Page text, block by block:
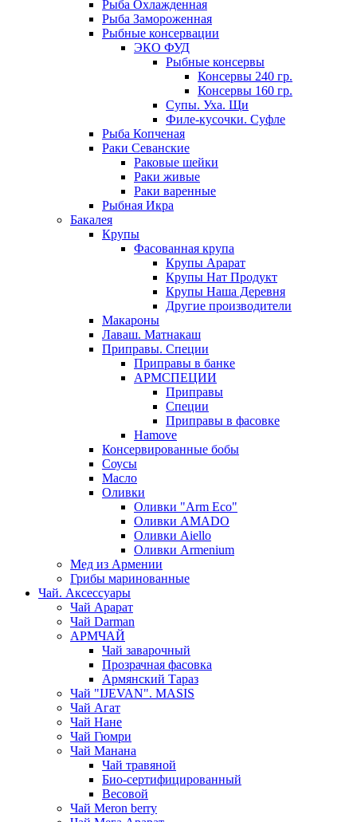
Рыба Охлажденная
Рыба Замороженная
Рыбные консервации
ЭКО ФУД
Рыбные консервы
Консервы 240 гр.
Консервы 160 гр.
Супы. Уха. Щи
Филе-кусочки. Суфле
Рыба Копченая
Раки Севанские
Раковые шейки
Раки живые
Раки варенные
Рыбная Икра
Бакалея
Крупы
Фасованная крупа
Крупы Арарат
Крупы Нат Продукт
Крупы Наша Деревня
Другие производители
Макароны
Лаваш. Матнакаш
Приправы. Специи
Приправы в банке
АРМСПЕЦИИ
Приправы
Специи
Приправы в фасовке
Hamove
Консервированные бобы
Соусы
Масло
Оливки
Оливки "Arm Eco"
Оливки AMADO
Оливки Aiello
Оливки Armenium
Мед из Армении
Грибы маринованные
Чай. Аксессуары
Чай Арарат
Чай Darman
АРМЧАЙ
Чай заварочный
Прозрачная фасовка
Армянский Тараз
Чай "IJEVAN". MASIS
Чай Агат
Чай Нане
Чай Гюмри
Чай Манана
Чай травяной
Био-сертифицированный
Весовой
Чай Meron berry